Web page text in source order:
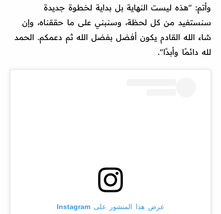
وأتم: "هذه ليست النهاية بل بداية لخطوة جديدة
سنستفيد من كل لحظة، وسنبني على ما حققناه، وإن
شاء الله القادم يكون أفضل بفضل الله ثم دعمكم. الحمد
لله دائمًا وأبدًا".
عرض هذا المنشور على Instagram